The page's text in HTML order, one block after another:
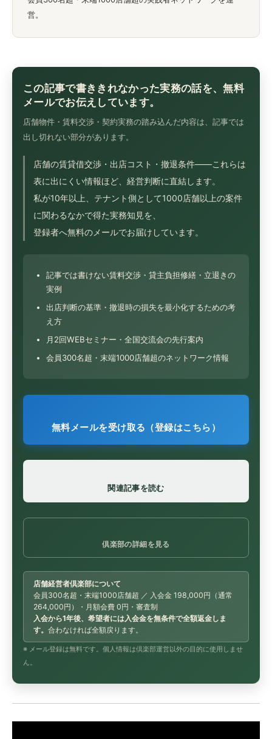
営。
この記事で書ききれなかった実務の話を、無料
メールでお伝えしています。
店舗物件・賃料交渉・契約実務の踏み込んだ内容は、記事では
出し切れない部分があります。
店舗の賃貸借交渉・出店コスト・撤退条件——これらは
表に出にくい情報ほど、経営判断に直結します。
私が10年以上、テナント側として1000店舗以上の案件
に関わるなかで得た実務知見を、
登録者へ無料のメールでお届けしています。
記事では書けない賃料交渉・貸主負担修繕・立退きの
実例
出店判断の基準・撤退時の損失を最小化するための考
え方
月2回WEBセミナー・全国交流会の先行案内
会員300名超・末端1000店舗超のネットワーク情報
無料メールを受け取る（登録はこちら）
関連記事を読む
倶楽部の詳細を見る
店舗経営者倶楽部について
会員300名超・末端1000店舗超 ／ 入会金 198,000円（通常
264,000円）・月額会費 0円・審査制
入会から1年後、希望者には入会金を無条件で全額返金しま
す。 合わなければ全額戻ります。
※ メール登録は無料です。個人情報は倶楽部運営以外の目的に使用しませ
ん。